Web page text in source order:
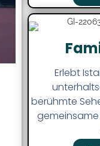
Erlebt
berühmte